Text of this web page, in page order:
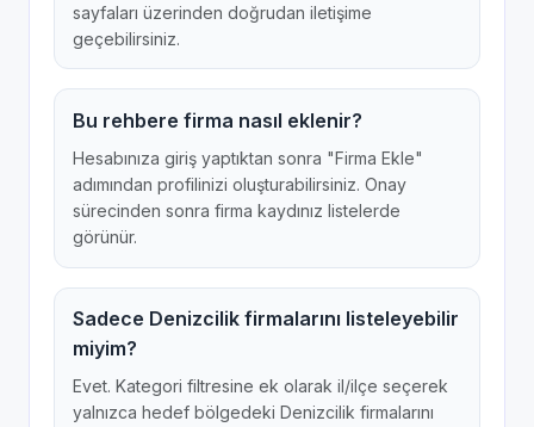
sayfaları üzerinden doğrudan iletişime
geçebilirsiniz.
Bu rehbere firma nasıl eklenir?
Hesabınıza giriş yaptıktan sonra "Firma Ekle"
adımından profilinizi oluşturabilirsiniz. Onay
sürecinden sonra firma kaydınız listelerde
görünür.
Sadece Denizcilik firmalarını listeleyebilir
miyim?
Evet. Kategori filtresine ek olarak il/ilçe seçerek
yalnızca hedef bölgedeki Denizcilik firmalarını